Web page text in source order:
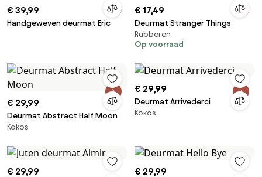
€ 39,99
Handgeweven deurmat Eric
€ 17,49
Deurmat Stranger Things
Rubberen
Op voorraad
€ 29,99
Deurmat Abstract Half Moon
Kokos
€ 29,99
Deurmat Arrivederci
Kokos
€ 29,99 € 29,99